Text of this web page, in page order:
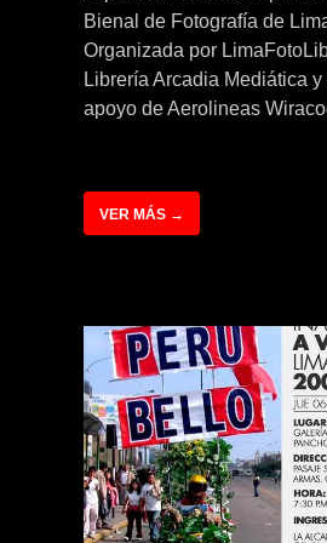
Bienal de Fotografía de
Organizada por
Librería Arcadia Mediática y
apoyo de Aerolineas
VER MÁS →